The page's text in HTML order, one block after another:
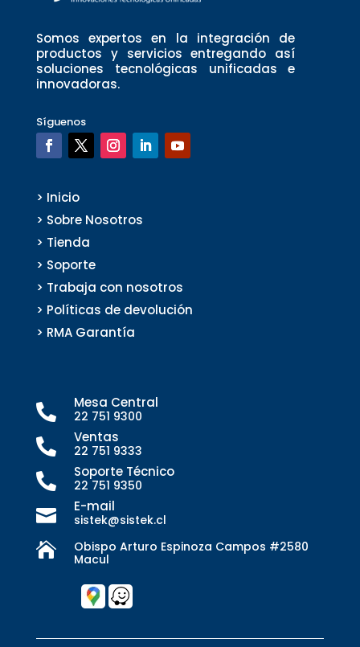
Somos expertos en la integración de
productos y servicios entregando así
soluciones tecnológicas unificadas e
innovadoras.
Síguenos
> Inicio
> Sobre Nosotros
> Tienda
> Soporte
> Trabaja con nosotros
> Políticas de devolución
> RMA Garantía
 Mesa Central
22 751 9300
 Ventas
22 751 9333
 Soporte Técnico
22 751 9350
 E-mail
sistek@sistek.cl

Obispo Arturo Espinoza Campos #2580
Macul